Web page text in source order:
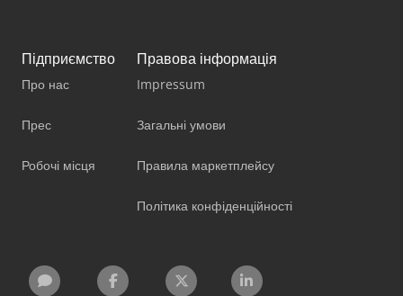
Підприємство
Про нас
Прес
Робочі місця
Правова інформація
Impressum
Загальні умови
Правила маркетплейсу
Політика конфіденційності